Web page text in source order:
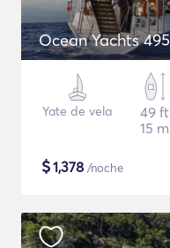
Ocean Yachts 495
Yate de vela
49 ft
15 m
$1,378 /noche